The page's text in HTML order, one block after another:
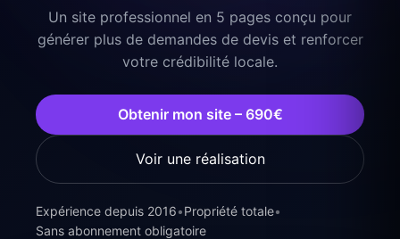
Un site professionnel en 5 pages conçu pour
générer plus de demandes de devis et renforcer
votre crédibilité locale.
Obtenir mon site – 690€
Voir une réalisation
Expérience depuis 2016•Propriété totale•
Sans abonnement obligatoire